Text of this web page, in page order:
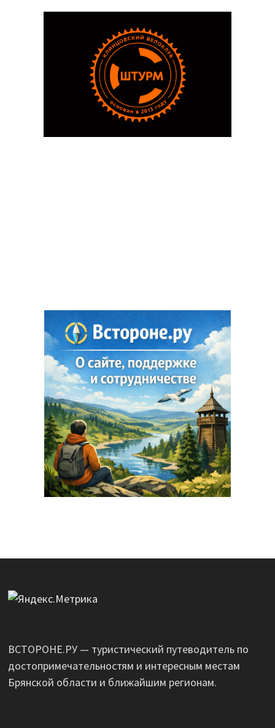
ВСТОРОНЕ.РУ — туристический путеводитель по
достопримечательностям и интересным местам
Брянской области и ближайшим регионам.